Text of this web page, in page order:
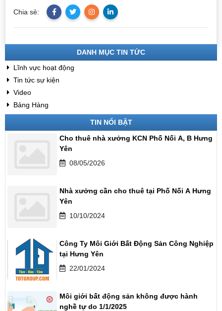
Chia sẻ:
DANH MỤC TIN TỨC
Lĩnh vực hoạt động
Tin tức sự kiện
Video
Bảng Hàng
TIN NỔI BẬT
Cho thuê nhà xưởng KCN Phố Nối A, B Hưng
Yên
08/05/2026
Nhà xưởng cần cho thuê tại Phố Nối A Hưng
Yên
10/10/2024
Công Ty Môi Giới Bất Động Sản Công Nghiệp
tại Hưng Yên
22/01/2024
Môi giới bất động sản không được hành
nghề tự do 1/1/2025